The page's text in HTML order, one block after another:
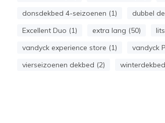
donsdekbed 4-seizoenen (1)
dubbel
Excellent Duo (1)
extra lang (50)
vandyck experience store (1)
vandyck
vierseizoenen dekbed (2)